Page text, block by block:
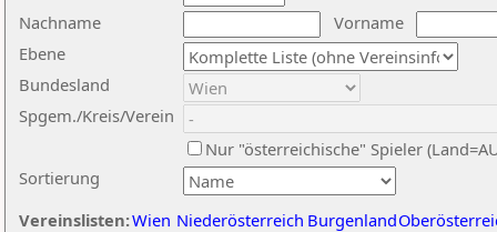
Nachname
Vorname
Ebene
Sortierung
Bundesland
Spgem./Kreis/Verein
Nur "österreichische" Spieler
Vereinslisten:Wien Niederösterreich Burgenland